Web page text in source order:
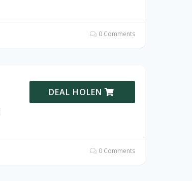
0 Comments
DEAL HOLEN
0 Comments